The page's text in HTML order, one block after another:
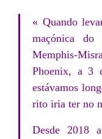
« Quando
maçónica
Memphis-
Phoenix, a 3
estávamos
rito iria ter no
Desde 2018